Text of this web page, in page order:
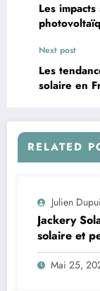
Les
Next post
Les
solaire en
RELATED
Julien
Jackery
solaire et
attentes
Mai 25,